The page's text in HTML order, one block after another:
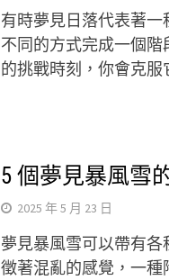
有時夢見日落代表著
不同的方式完成一個
的挑戰時刻，你會克
5 個夢見暴風雪
2025 年 5 月 23 日
夢見暴風雪可以帶有
徵著混亂的感覺，一種